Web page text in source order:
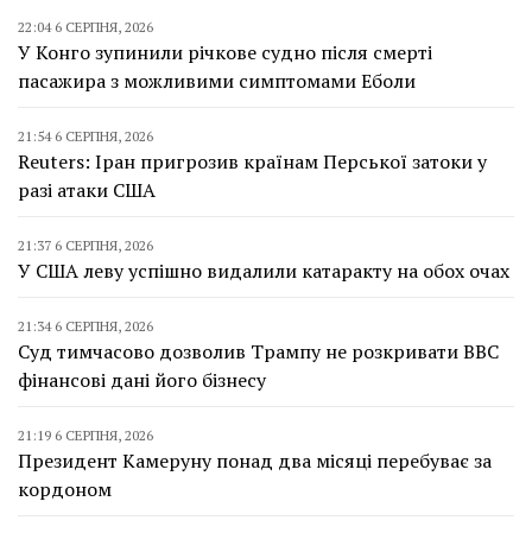
22:04 6 СЕРПНЯ, 2026
У Конго зупинили річкове судно після смерті
пасажира з можливими симптомами Еболи
21:54 6 СЕРПНЯ, 2026
Reuters: Іран пригрозив країнам Перської затоки у
разі атаки США
21:37 6 СЕРПНЯ, 2026
У США леву успішно видалили катаракту на обох очах
21:34 6 СЕРПНЯ, 2026
Суд тимчасово дозволив Трампу не розкривати BBC
фінансові дані його бізнесу
21:19 6 СЕРПНЯ, 2026
Президент Камеруну понад два місяці перебуває за
кордоном